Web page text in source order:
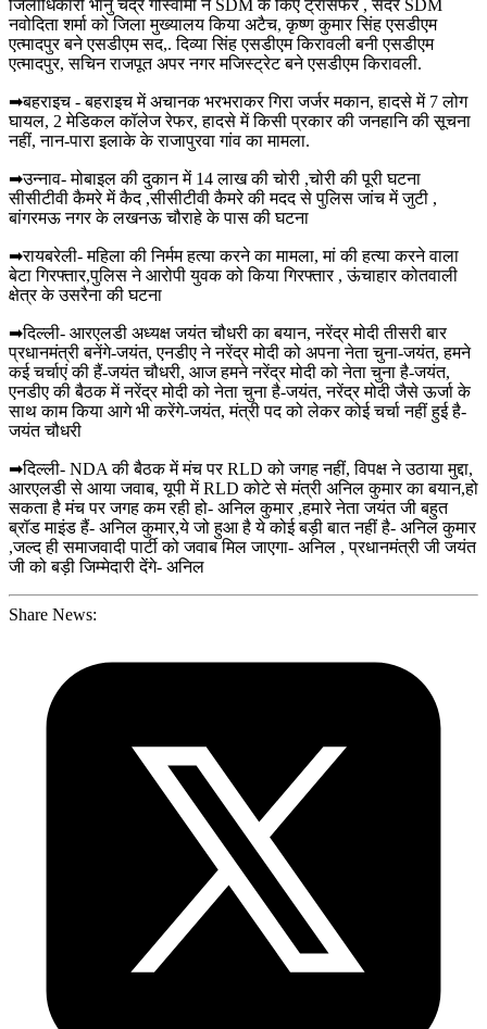
जिलाधिकारी भानु चंद्र गोस्वामी ने SDM के किए ट्रांसफर , सदर SDM
नवोदिता शर्मा को जिला मुख्यालय किया अटैच, कृष्ण कुमार सिंह एसडीएम
एत्मादपुर बने एसडीएम सद,. दिव्या सिंह एसडीएम किरावली बनी एसडीएम
एत्मादपुर, सचिन राजपूत अपर नगर मजिस्ट्रेट बने एसडीएम किरावली.
➡बहराइच - बहराइच में अचानक भरभराकर गिरा जर्जर मकान, हादसे में 7 लोग
घायल, 2 मेडिकल कॉलेज रेफर, हादसे में किसी प्रकार की जनहानि की सूचना
नहीं, नान-पारा इलाके के राजापुरवा गांव का मामला.
➡उन्नाव- मोबाइल की दुकान में 14 लाख की चोरी ,चोरी की पूरी घटना
सीसीटीवी कैमरे में कैद ,सीसीटीवी कैमरे की मदद से पुलिस जांच में जुटी ,
बांगरमऊ नगर के लखनऊ चौराहे के पास की घटना
➡रायबरेली- महिला की निर्मम हत्या करने का मामला, मां की हत्या करने वाला
बेटा गिरफ्तार,पुलिस ने आरोपी युवक को किया गिरफ्तार , ऊंचाहार कोतवाली
क्षेत्र के उसरैना की घटना
➡दिल्ली- आरएलडी अध्यक्ष जयंत चौधरी का बयान, नरेंद्र मोदी तीसरी बार
प्रधानमंत्री बनेंगे-जयंत, एनडीए ने नरेंद्र मोदी को अपना नेता चुना-जयंत, हमने
कई चर्चाएं की हैं-जयंत चौधरी, आज हमने नरेंद्र मोदी को नेता चुना है-जयंत,
एनडीए की बैठक में नरेंद्र मोदी को नेता चुना है-जयंत, नरेंद्र मोदी जैसे ऊर्जा के
साथ काम किया आगे भी करेंगे-जयंत, मंत्री पद को लेकर कोई चर्चा नहीं हुई है-
जयंत चौधरी
➡दिल्ली- NDA की बैठक में मंच पर RLD को जगह नहीं, विपक्ष ने उठाया मुद्दा,
आरएलडी से आया जवाब, यूपी में RLD कोटे से मंत्री अनिल कुमार का बयान,हो
सकता है मंच पर जगह कम रही हो- अनिल कुमार ,हमारे नेता जयंत जी बहुत
ब्रॉड माइंड हैं- अनिल कुमार,ये जो हुआ है ये कोई बड़ी बात नहीं है- अनिल कुमार
,जल्द ही समाजवादी पार्टी को जवाब मिल जाएगा- अनिल , प्रधानमंत्री जी जयंत
जी को बड़ी जिम्मेदारी देंगे- अनिल
Share News: